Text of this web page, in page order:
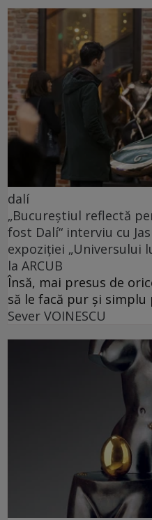
dalí
„Bucureștiul reflectă
fost Dalí“ interviu cu
expoziției „Universului
la ARCUB
Însă, mai presus de
să le facă pur și simplu
Sever VOINESCU